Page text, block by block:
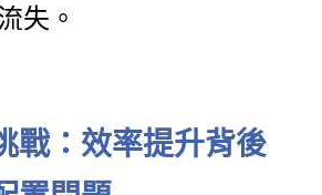
失。
戰：效率提升背後